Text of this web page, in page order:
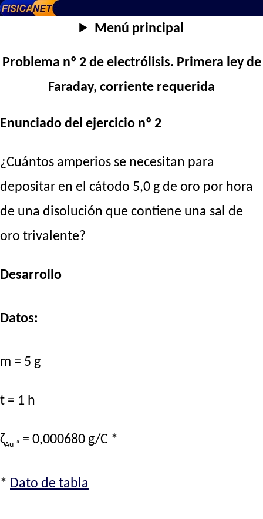
Menú principal
Problema nº 2 de electrólisis. Primera ley de
Faraday, corriente requerida
Enunciado del ejercicio nº 2
¿Cuántos amperios se necesitan para
depositar en el cátodo 5,0 g de oro por hora
de una disolución que contiene una sal de
oro trivalente?
Desarrollo
Datos:
m = 5 g
t = 1 h
ζAu⁺³ = 0,000680 g/C *
* Dato de tabla